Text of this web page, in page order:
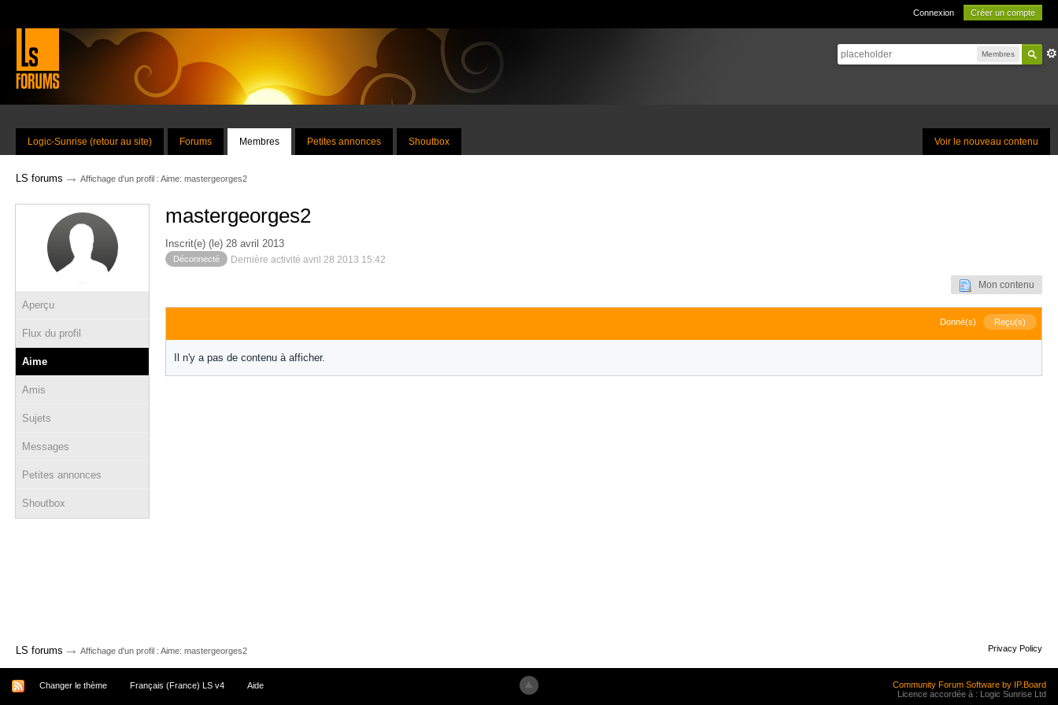
Connexion Créer un compte
Membres
Voir le nouveau contenu
Logic-Sunrise (retour au site) Forums Membres Petites annonces Shoutbox
LS forums → Affichage d'un profil : Aime: mastergeorges2
Aperçu
Flux du profil
Aime
Amis
Sujets
Messages
Petites annonces
Shoutbox
mastergeorges2
Inscrit(e) (le) 28 avril 2013
Déconnecté Dernière activité avril 28 2013 15:42
Mon contenu
Donné(s) Reçu(s)
Il n'y a pas de contenu à afficher.
LS forums → Affichage d'un profil : Aime: mastergeorges2 Privacy Policy
Changer le thème Français (France) LS v4 Aide
Community Forum Software by IP.Board
Licence accordée à : Logic Sunrise Ltd